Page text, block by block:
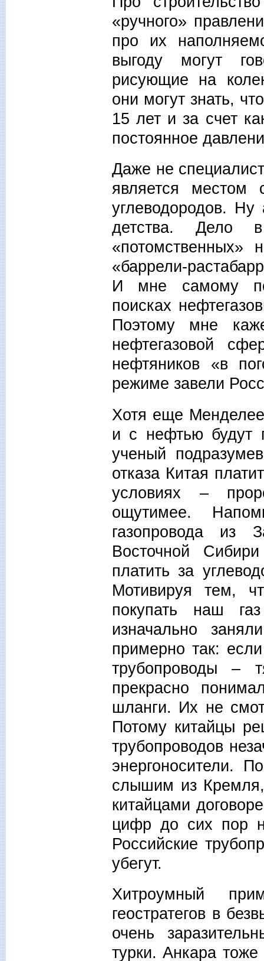
«ручного»
про их
выгоду могут
рисующие на
они могут знать,
15 лет и за счет
постоянное
Даже не
является местом
углеводородов. Ну
детства.
«баррели-
И мне самому
поисках
Поэтому мне
нефтегазовой
нефтяников «в
режиме завели
Хотя еще
и с нефтью будут
ученый
отказа Китая
условиях –
ощутимее.
газопровода из
Восточной
платить за
Мотивируя тем,
покупать наш
изначально
примерно так:
трубопроводы –
прекрасно
шланги. Их не
Потому китайцы
трубопроводов
энергоносители.
слышим из Кремля,
китайцами
цифр до сих пор
Российские
убегут.
Хитроумный
геостратегов в
очень
турки. Анкара тоже